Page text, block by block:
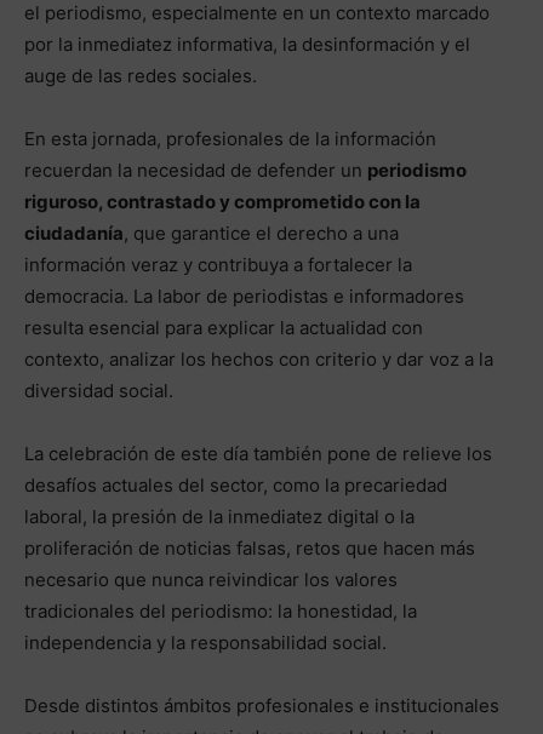
el periodismo, especialmente en un contexto marcado
por la inmediatez informativa, la desinformación y el
auge de las redes sociales.
En esta jornada, profesionales de la información
recuerdan la necesidad de defender un periodismo
riguroso, contrastado y comprometido con la
ciudadanía, que garantice el derecho a una
información veraz y contribuya a fortalecer la
democracia. La labor de periodistas e informadores
resulta esencial para explicar la actualidad con
contexto, analizar los hechos con criterio y dar voz a la
diversidad social.
La celebración de este día también pone de relieve los
desafíos actuales del sector, como la precariedad
laboral, la presión de la inmediatez digital o la
proliferación de noticias falsas, retos que hacen más
necesario que nunca reivindicar los valores
tradicionales del periodismo: la honestidad, la
independencia y la responsabilidad social.
Desde distintos ámbitos profesionales e institucionales